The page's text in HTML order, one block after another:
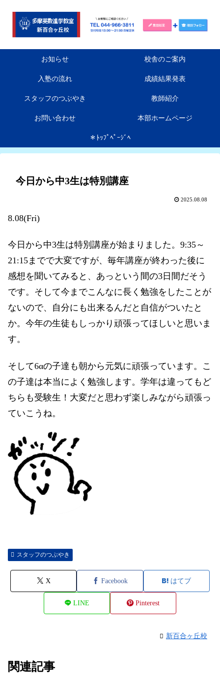
お知らせ 校舎のご案内
入塾の流れ 成績結果発表
スタッフのつぶやき 教師紹介
お問い合わせ 本部ホームページ
＊ﾄｯﾌﾟﾍﾟｰｼﾞﾍ
今日から中3生は特別講座
2025.08.08
8.08(Fri)
今日から中3生は特別講座が始まりました。9:35～
21:15までで大変ですが、毎年講座が終わった後に
感想を聞いてみると、あっという間の3日間だそう
です。そして今までこんなに長く勉強をしたことが
ないので、自分にも出来るんだと自信がついたと
か。今年の生徒もしっかり頑張ってほしいと思いま
す。
そして6αの子達も朝から元気に頑張っています。こ
の子達は本当によく勉強します。学年は違ってもど
ちらも受験生！大変だと思わず楽しみながら頑張っ
ていこうね。
スタッフのつぶやき
X Facebook はてブ
LINE Pinterest
新百合ヶ丘校
関連記事